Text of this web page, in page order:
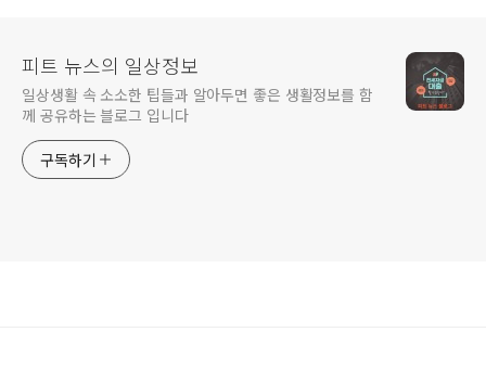
피트 뉴스의 일상정보
일상생활 속 소소한 팁들과 알아두면 좋은 생활정보를 함
께 공유하는 블로그 입니다
구독하기